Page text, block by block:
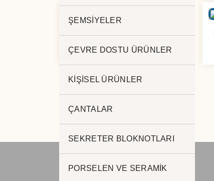
ŞEMSİYELER
ÇEVRE DOSTU ÜRÜNLER
KİŞİSEL ÜRÜNLER
ÇANTALAR
SEKRETER BLOKNOTLARI
PORSELEN VE SERAMİK
SIRT LAPTOP ÇANTASI